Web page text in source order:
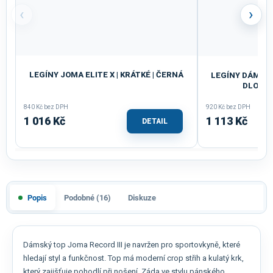
‹
LEGÍNY JOMA ELITE X | KRÁTKÉ | ČERNÁ
840 Kč bez DPH
1 016 Kč DETAIL
LEGÍNY
920 Kč bez DPH
1 113 Kč
›
Popis Podobné (16) Diskuze
Dámský top Joma Record III je navržen pro sportovkyně, které
hledají styl a funkčnost. Top má moderní crop střih a kulatý krk,